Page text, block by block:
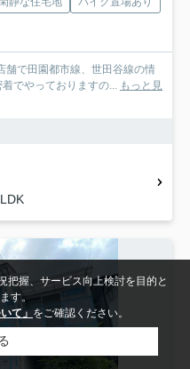
舗で田園都市線、世田谷線の情
でやっておりますの...
もっと見
把握、サービス向上検討を目的と
す。
て」 をご確認ください。